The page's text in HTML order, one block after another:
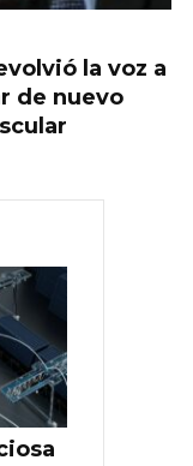
la voz a
de nuevo